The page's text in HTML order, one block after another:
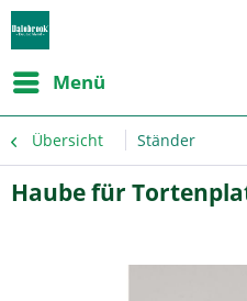
Menü
Übersicht Ständer
Haube für